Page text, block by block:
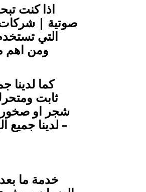
اذا كنت
صوتية | شركات
التي
ومن اهم
كما لدينا
ثابت
شجر او صخور
– لدينا جميع
خدمة ما بعد